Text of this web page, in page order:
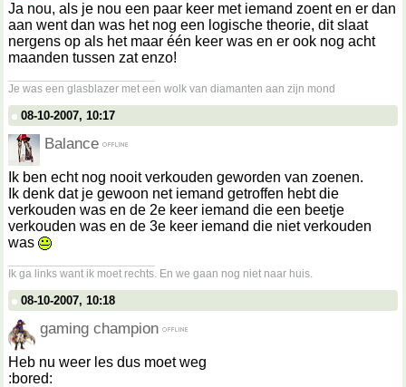
Ja nou, als je nou een paar keer met iemand zoent en er dan
aan went dan was het nog een logische theorie, dit slaat
nergens op als het maar één keer was en er ook nog acht
maanden tussen zat enzo!
Je was een glasblazer met een wolk van diamanten aan zijn mond
08-10-2007, 10:17
Balance
Ik ben echt nog nooit verkouden geworden van zoenen.
Ik denk dat je gewoon net iemand getroffen hebt die
verkouden was en de 2e keer iemand die een beetje
verkouden was en de 3e keer iemand die niet verkouden
was
Ik ga links want ik moet rechts. En we gaan nog niet naar huis.
08-10-2007, 10:18
gaming champion
Heb nu weer les dus moet weg
:bored: